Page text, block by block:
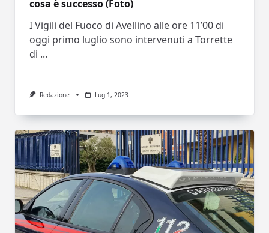
cosa è successo (Foto)
I Vigili del Fuoco di Avellino alle ore 11’00 di
oggi primo luglio sono intervenuti a Torrette
di ...
Redazione Lug 1, 2023